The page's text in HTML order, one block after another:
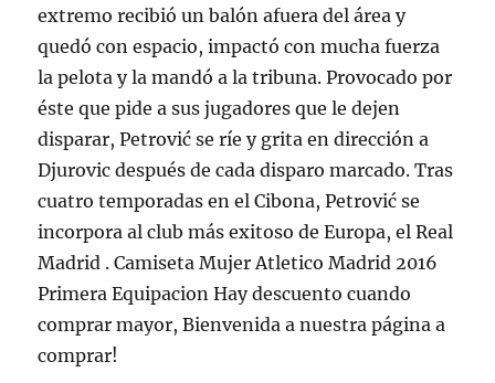
extremo recibió un balón afuera del área y
quedó con espacio, impactó con mucha fuerza
la pelota y la mandó a la tribuna. Provocado por
éste que pide a sus jugadores que le dejen
disparar, Petrović se ríe y grita en dirección a
Djurovic después de cada disparo marcado. Tras
cuatro temporadas en el Cibona, Petrović se
incorpora al club más exitoso de Europa, el Real
Madrid . Camiseta Mujer Atletico Madrid 2016
Primera Equipacion Hay descuento cuando
comprar mayor, Bienvenida a nuestra página a
comprar!